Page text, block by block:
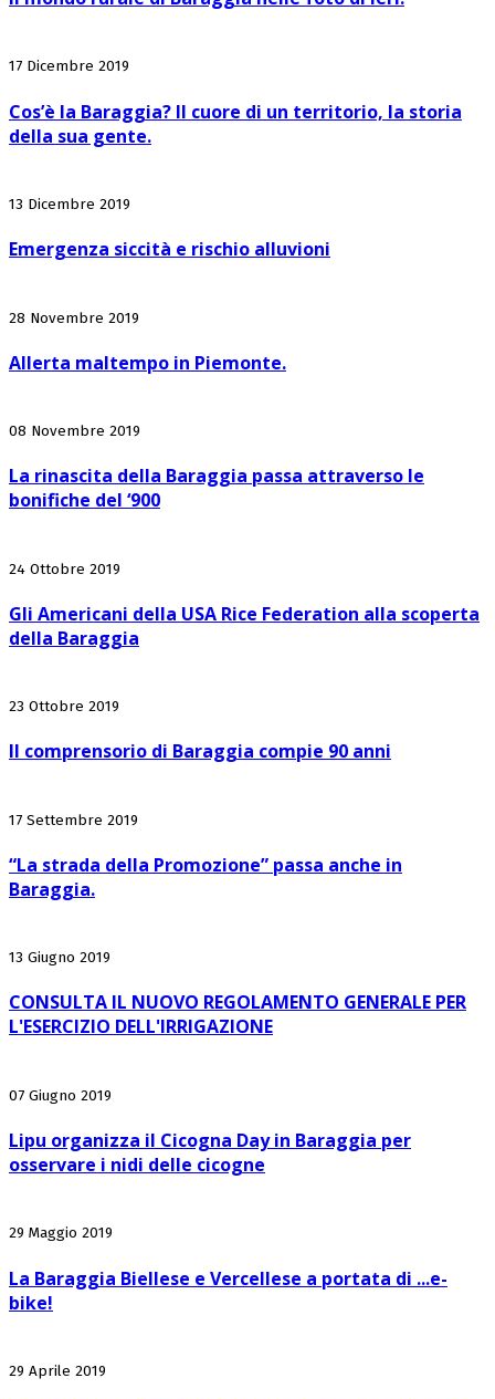
17 Dicembre 2019
Cos’è la Baraggia? Il cuore di un territorio, la storia
della sua gente.
13 Dicembre 2019
Emergenza siccità e rischio alluvioni
28 Novembre 2019
Allerta maltempo in Piemonte.
08 Novembre 2019
La rinascita della Baraggia passa attraverso le
bonifiche del ‘900
24 Ottobre 2019
Gli Americani della USA Rice Federation alla scoperta
della Baraggia
23 Ottobre 2019
Il comprensorio di Baraggia compie 90 anni
17 Settembre 2019
“La strada della Promozione” passa anche in
Baraggia.
13 Giugno 2019
CONSULTA IL NUOVO REGOLAMENTO GENERALE PER
L'ESERCIZIO DELL'IRRIGAZIONE
07 Giugno 2019
Lipu organizza il Cicogna Day in Baraggia per
osservare i nidi delle cicogne
29 Maggio 2019
La Baraggia Biellese e Vercellese a portata di ...e-
bike!
29 Aprile 2019